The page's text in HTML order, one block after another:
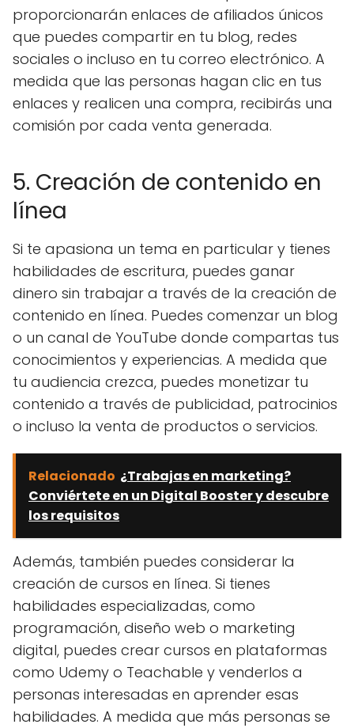
proporcionarán enlaces de afiliados únicos
que puedes compartir en tu blog, redes
sociales o incluso en tu correo electrónico. A
medida que las personas hagan clic en tus
enlaces y realicen una compra, recibirás una
comisión por cada venta generada.
5. Creación de contenido en
línea
Si te apasiona un tema en particular y tienes
habilidades de escritura, puedes ganar
dinero sin trabajar a través de la creación de
contenido en línea. Puedes comenzar un blog
o un canal de YouTube donde compartas tus
conocimientos y experiencias. A medida que
tu audiencia crezca, puedes monetizar tu
contenido a través de publicidad, patrocinios
o incluso la venta de productos o servicios.
Relacionado ¿Trabajas en marketing?
Conviértete en un Digital Booster y descubre
los requisitos
Además, también puedes considerar la
creación de cursos en línea. Si tienes
habilidades especializadas, como
programación, diseño web o marketing
digital, puedes crear cursos en plataformas
como Udemy o Teachable y venderlos a
personas interesadas en aprender esas
habilidades. A medida que más personas se